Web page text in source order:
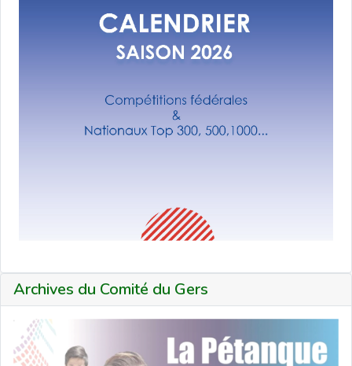
Archives du Comité du Gers